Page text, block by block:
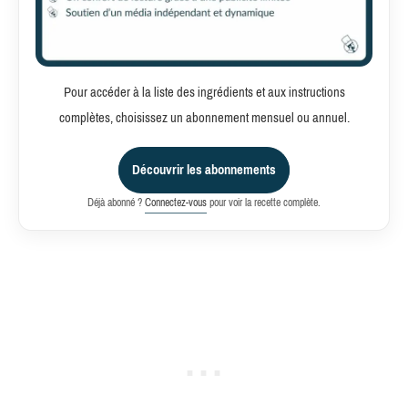
Pour accéder à la liste des ingrédients et aux instructions
complètes, choisissez un abonnement mensuel ou annuel.
Découvrir les abonnements
Déjà abonné ?Connectez-vouspour voir la recette complète.